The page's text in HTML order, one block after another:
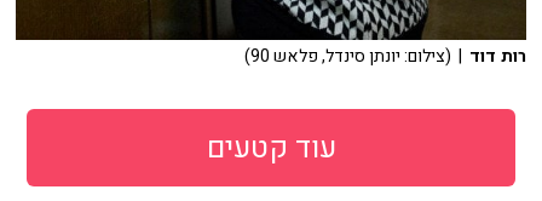
רות דוד | (צילום: יונתן סינדל, פלאש 90)
עוד קטעים